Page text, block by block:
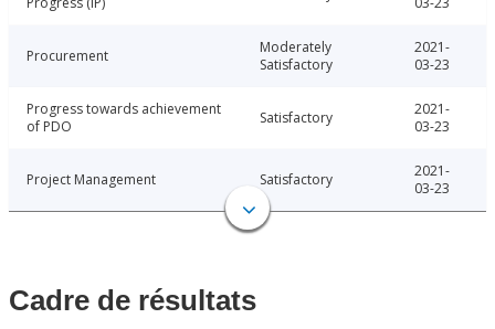
Procurement
Moderately
Satisfactory
2021-
03-23
Progress towards achievement
of PDO
Satisfactory
2021-
03-23
Project Management Satisfactory
2021-
03-23
Cadre de résultats